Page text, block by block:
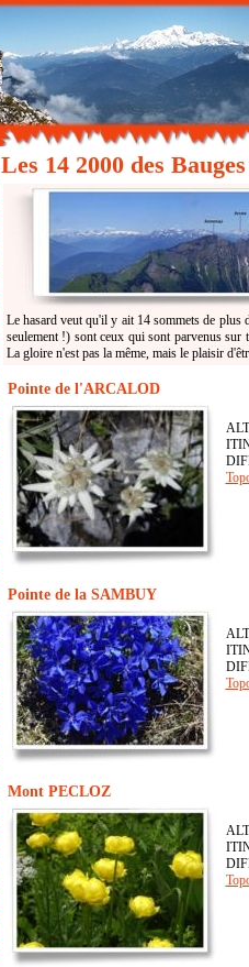
Les 14 2000 des Bauges
Le hasard veut qu'il y ait 14 sommets de plus
seulement !) sont ceux qui sont parvenus sur
La gloire n'est pas la même, mais le plaisir
Pointe de l'ARCALOD
Pointe de la SAMBUY
Mont PECLOZ